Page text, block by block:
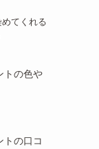
てくれる
トの色や
トの口コ